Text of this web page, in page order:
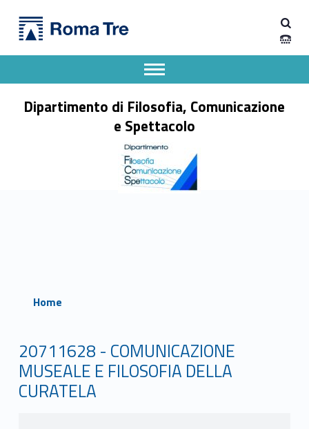
Dipartimento di Filosofia, Comunicazione e Spettacolo
Dipartimento di Filosofia, Comunicazione
e Spettacolo
Apri il menu secondario
Header info sidebar
Home
20711628 - COMUNICAZIONE
MUSEALE E FILOSOFIA DELLA
CURATELA